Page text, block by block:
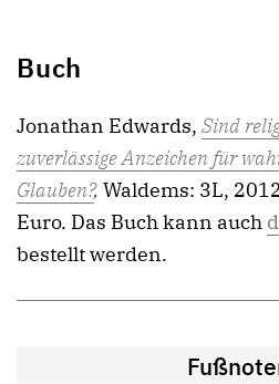
Buch
Jonathan Edwards, Sind
zuverlässige Anzeichen für
Glauben?, Waldems: 3L,
Euro. Das Buch kann auch
bestellt werden.